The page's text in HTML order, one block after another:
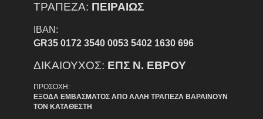
ΤΡΑΠΕΖΑ: ΠΕΙΡΑΙΩΣ
IBAN:
GR35 0172 3540 0053 5402 1630 696
ΔΙΚΑΙΟΥΧΟΣ: ΕΠΣ Ν. ΕΒΡΟΥ
ΠΡΟΣΟΧΗ:
ΕΞΟΔΑ ΕΜΒΑΣΜΑΤΟΣ ΑΠΟ ΑΛΛΗ ΤΡΑΠΕΖΑ ΒΑΡΑΙΝΟΥΝ
ΤΟΝ ΚΑΤΑΘΕΣΤΗ